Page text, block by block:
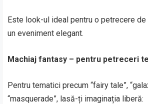
Este look-ul ideal pentru o petrecere
un eveniment elegant.
Machiaj fantasy – pentru petreceri
Pentru tematici precum “fairy tale”,
“masquerade”, lasă-ți imaginația liberă: